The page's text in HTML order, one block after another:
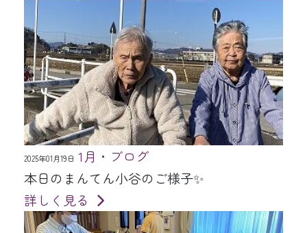
2025年01月19日 1月・ブログ
本日のまんてん小谷のご様子✨
詳しく見る